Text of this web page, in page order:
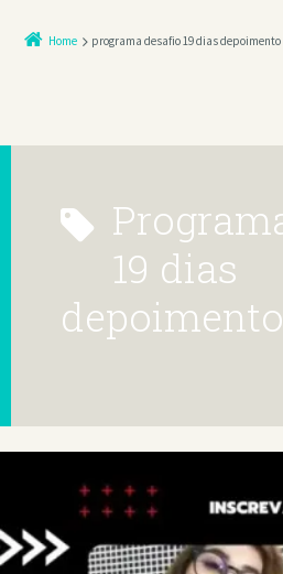
Home programa desafio 19 dias depoimento
programa desafio
19 dias
depoimento